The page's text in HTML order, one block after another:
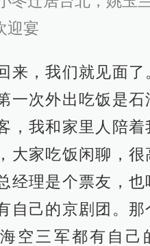
迎宴
来，我们就见面了
一次外出吃饭是石
，我和家里人陪着
大家吃饭闲聊，很
经理是个票友，也
自己的京剧团。那
空三军都有自己